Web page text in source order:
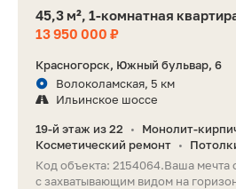
45,3 м², 1-комнатная
13 950 000 ₽
Красногорск, Южный бульвар, 6
Волоколамская, 5 км
Ильинское шоссе
19-й этаж из 22 • Монолит-
Косметический ремонт •
Код объекта: 2154064.Ваша мечта
с захватывающим видом на